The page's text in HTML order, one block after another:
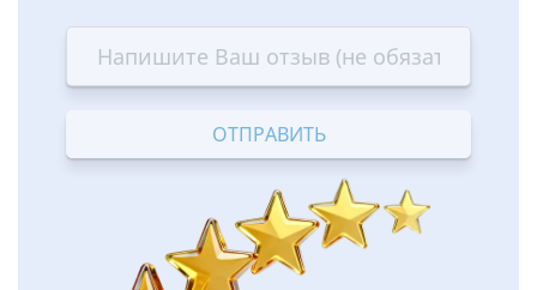
star
Terrible
stars
—
Bad
stars
—
OK
stars
—
Good
stars
—
Excellent